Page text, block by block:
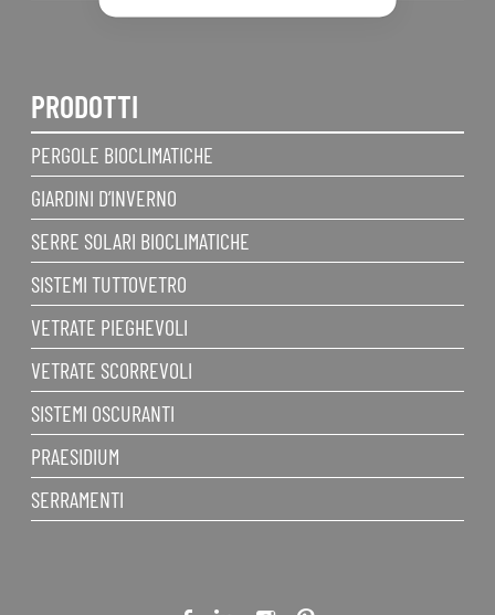
PRODOTTI
PERGOLE BIOCLIMATICHE
GIARDINI D’INVERNO
SERRE SOLARI BIOCLIMATICHE
SISTEMI TUTTOVETRO
VETRATE PIEGHEVOLI
VETRATE SCORREVOLI
SISTEMI OSCURANTI
PRAESIDIUM
SERRAMENTI